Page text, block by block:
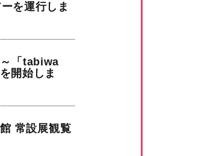
を運行しま
「tabiwa
開始しま
常設展観覧